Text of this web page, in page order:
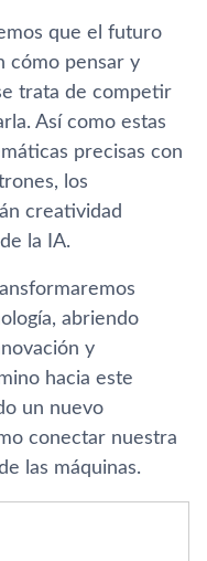
que el futuro
cómo pensar y
trata de competir
Así como estas
precisas con
los
creatividad
la IA.
abriendo
y
hacia este
un nuevo
conectar nuestra
las máquinas.